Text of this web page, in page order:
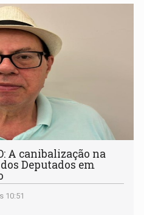
A canibalização na
Deputados em
10:51